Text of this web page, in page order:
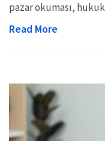
pazar okuması,
Read More